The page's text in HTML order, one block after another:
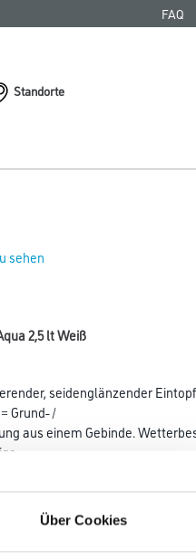
Über Cookies
FAQ
Standorte
sehen
2,5 lt Weiß
seidenglänzender
Grund- /
aus einem Gebinde.
Außentüren. Schutzanstrich
Fensterläden und
aus Zink
wie Dachrinnen oder